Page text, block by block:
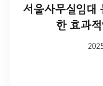
서울사무실임대
한 효과